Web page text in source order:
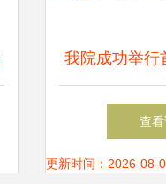
我院成功举行
应用开发职
（初级）认证
查
更新时间：2026-08-